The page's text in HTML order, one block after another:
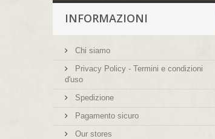
INFORMAZIONI
Chi siamo
Privacy Policy - Termini e condizioni
d'uso
Spedizione
Pagamento sicuro
Our stores